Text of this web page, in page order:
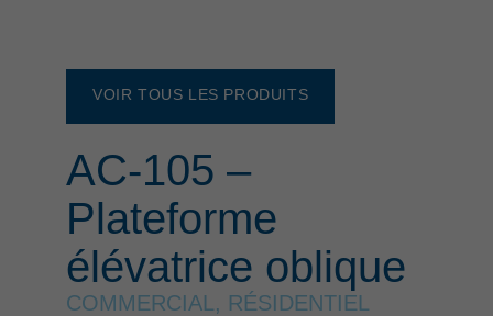
VOIR TOUS LES PRODUITS
AC-105 –
Plateforme
élévatrice oblique
COMMERCIAL, RÉSIDENTIEL